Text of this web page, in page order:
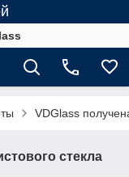
VDGlass
стекла